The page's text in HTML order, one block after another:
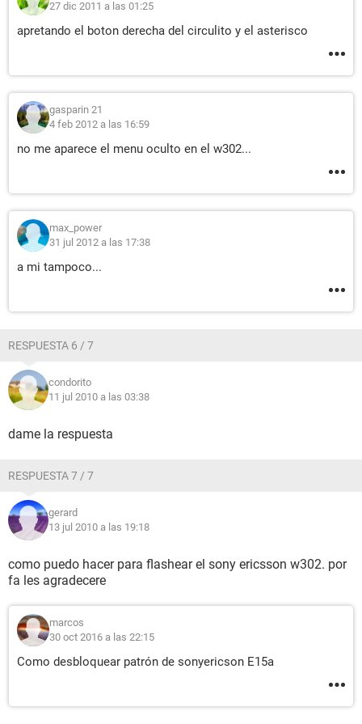
27 dic 2011 a las 01:25
apretando el boton derecha del circulito y el asterisco
gasparin 21
4 feb 2012 a las 16:59
no me aparece el menu oculto en el w302...
max_power
31 jul 2012 a las 17:38
a mi tampoco...
RESPUESTA 6 / 7
condorito
11 jul 2010 a las 03:38
dame la respuesta
RESPUESTA 7 / 7
gerard
13 jul 2010 a las 19:18
como puedo hacer para flashear el sony ericsson w302. por
fa les agradecere
marcos
30 oct 2016 a las 22:15
Como desbloquear patrón de sonyericson E15a